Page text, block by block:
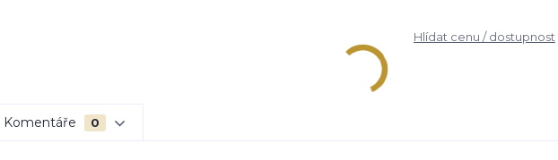
Hlídat cenu / dostupnost
Komentáře 0